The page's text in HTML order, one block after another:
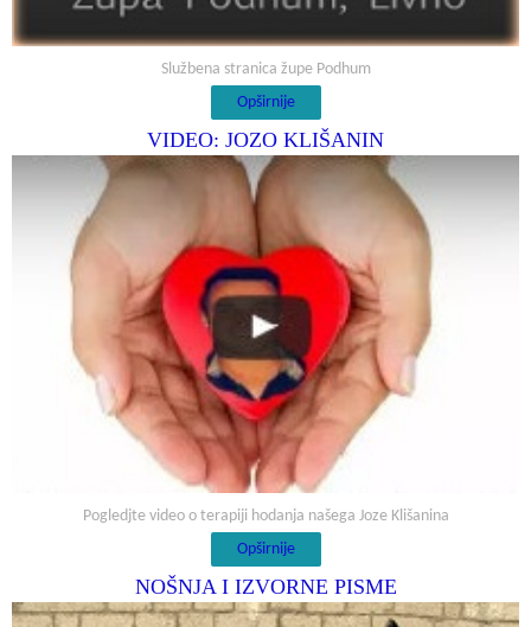
Službena stranica župe Podhum
Opširnije
VIDEO: JOZO KLIŠANIN
Pogledjte video o terapiji hodanja našega Joze Klišanina
Opširnije
NOŠNJA I IZVORNE PISME